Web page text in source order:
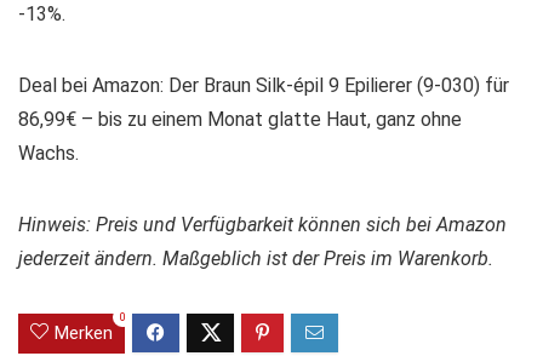
-13%.
Deal bei Amazon: Der Braun Silk-épil 9 Epilierer (9-030) für
86,99€ – bis zu einem Monat glatte Haut, ganz ohne
Wachs.
Hinweis: Preis und Verfügbarkeit können sich bei Amazon
jederzeit ändern. Maßgeblich ist der Preis im Warenkorb.
Merken
0